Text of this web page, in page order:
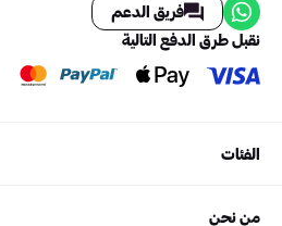
فريق الدعم
نقبل طرق الدفع التالية
الفئات
من نحن